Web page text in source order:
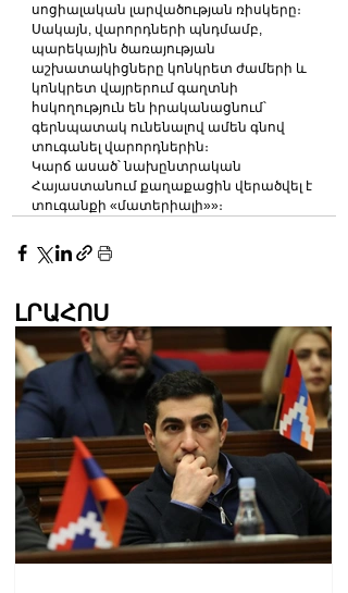
սոցիալական լարվածության ռիսկերը։
Սակայն, վարորդների պնդմամբ,
պարեկային ծառայության
աշխատակիցները կոնկրետ ժամերի և
կոնկրետ վայրերում գաղտնի
հսկողություն են իրականացնում՝
գերնպատակ ունենալով ամեն գնով
տուգանել վարորդներին։
Կարճ ասած՝ նախընտրական
Հայաստանում քաղաքացին վերածվել է
տուգանքի «մատերիալի»»։
ԼՐԱՀՈՍ